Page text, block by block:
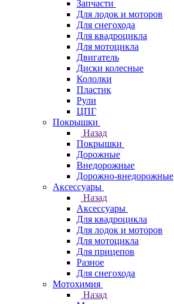
Запчасти
Для лодок и моторов
Для снегохода
Для квадроцикла
Для мотоцикла
Двигатель
Диски колесные
Кололки
Пластик
Рули
ЦПГ
Покрышки
Назад
Покрышки
Дорожные
Внедорожные
Дорожно-внедорожные
Аксессуары
Назад
Аксессуары
Для квадроцикла
Для лодок и моторов
Для мотоцикла
Для прицепов
Разное
Для снегохода
Мотохимия
Назад